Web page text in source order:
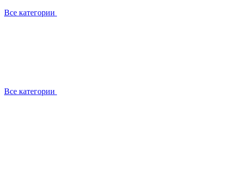
Все категории
Все категории